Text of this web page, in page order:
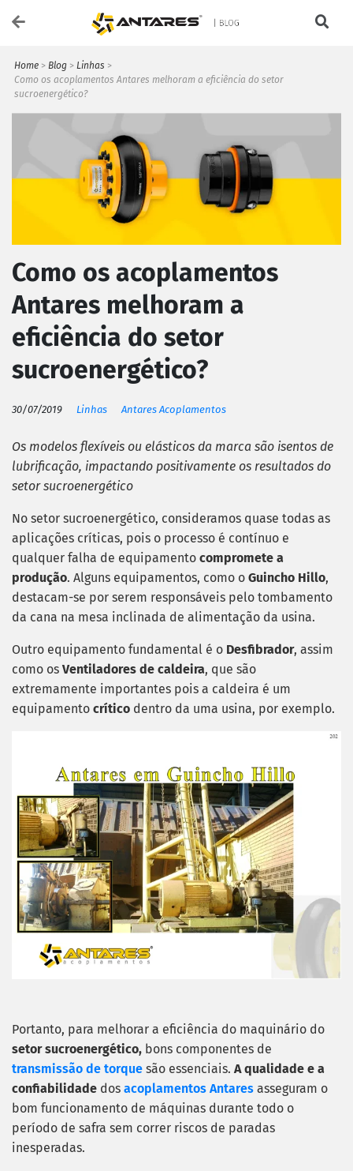
Home > Blog > Linhas >
Como os acoplamentos Antares melhoram a eficiência do setor
sucroenergético?
Como os acoplamentos
Antares melhoram a
eficiência do setor
sucroenergético?
30/07/2019 Linhas Antares Acoplamentos
Os modelos flexíveis ou elásticos da marca são isentos de
lubrificação, impactando positivamente os resultados do
setor sucroenergético
No setor sucroenergético, consideramos quase todas as
aplicações críticas, pois o processo é contínuo e
qualquer falha de equipamento compromete a
produção. Alguns equipamentos, como o Guincho Hillo,
destacam-se por serem responsáveis pelo tombamento
da cana na mesa inclinada de alimentação da usina.
Outro equipamento fundamental é o Desfibrador, assim
como os Ventiladores de caldeira, que são
extremamente importantes pois a caldeira é um
equipamento crítico dentro da uma usina, por exemplo.
Portanto, para melhorar a eficiência do maquinário do
setor sucroenergético, bons componentes de
transmissão de torque são essenciais. A qualidade e a
confiabilidade dos acoplamentos Antares asseguram o
bom funcionamento de máquinas durante todo o
período de safra sem correr riscos de paradas
inesperadas.